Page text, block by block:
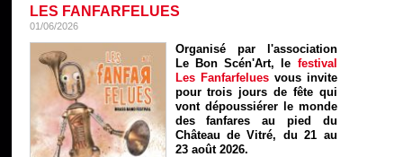
LES FANFARFELUES
01/06/2026
Organisé par l'association
Le Bon Scén'Art, le festival
Les Fanfarfelues vous invite
pour trois jours de fête qui
vont dépoussiérer le monde
des fanfares au pied du
Château de Vitré, du 21 au
23 août 2026.